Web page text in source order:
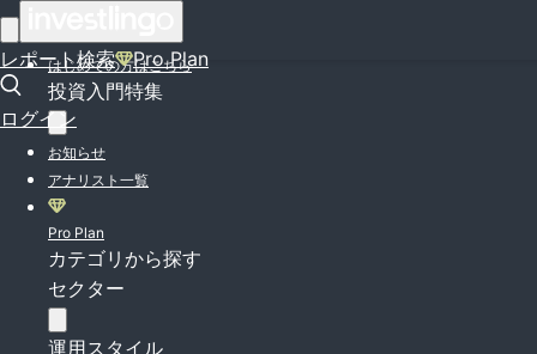
レポート検索 Pro Plan
ログイン
はじめての方はこちら
投資入門特集
お知らせ
アナリスト一覧
Pro Plan
カテゴリから探す
セクター
運用スタイル